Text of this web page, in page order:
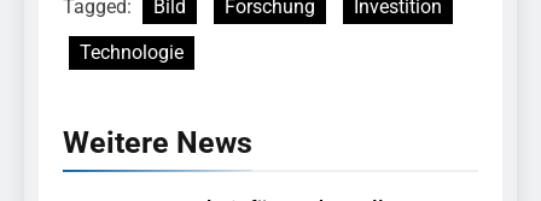
Tagged: Bild Forschung
Investition
Technologie
Weitere News